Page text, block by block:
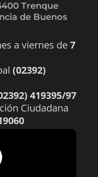
Trenque
de Buenos
a viernes de7
(02392)
419395/97
Ciudadana